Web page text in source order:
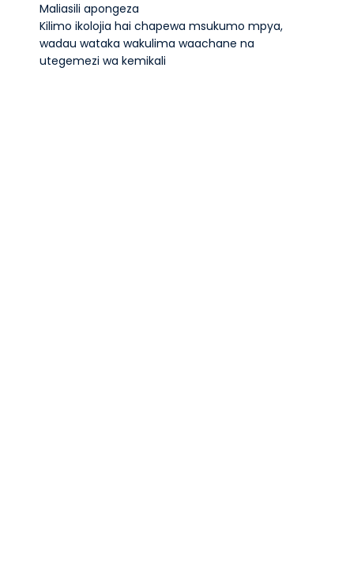
Maliasili apongeza
Kilimo ikolojia hai chapewa msukumo mpya,
wadau wataka wakulima waachane na
utegemezi wa kemikali